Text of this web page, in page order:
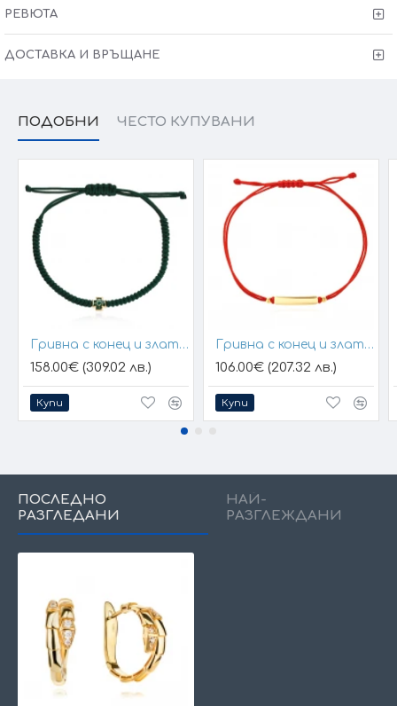
свържем с Вас, за да уточним всички характеристики и
РЕВЮТА
ДОСТАВКА И ВРЪЩАНЕ
ПОДОБНИ ЧЕСТО КУПУВАНИ
Гривна с конец и златен елемент кръст
158.00€ (309.02 лв.)
Купи
Гривна с конец и златна плочка за гравиране
106.00€ (207.32 лв.)
Купи
ПОСЛЕДНО
РАЗГЛЕДАНИ
НАЙ-
РАЗГЛЕЖДАНИ